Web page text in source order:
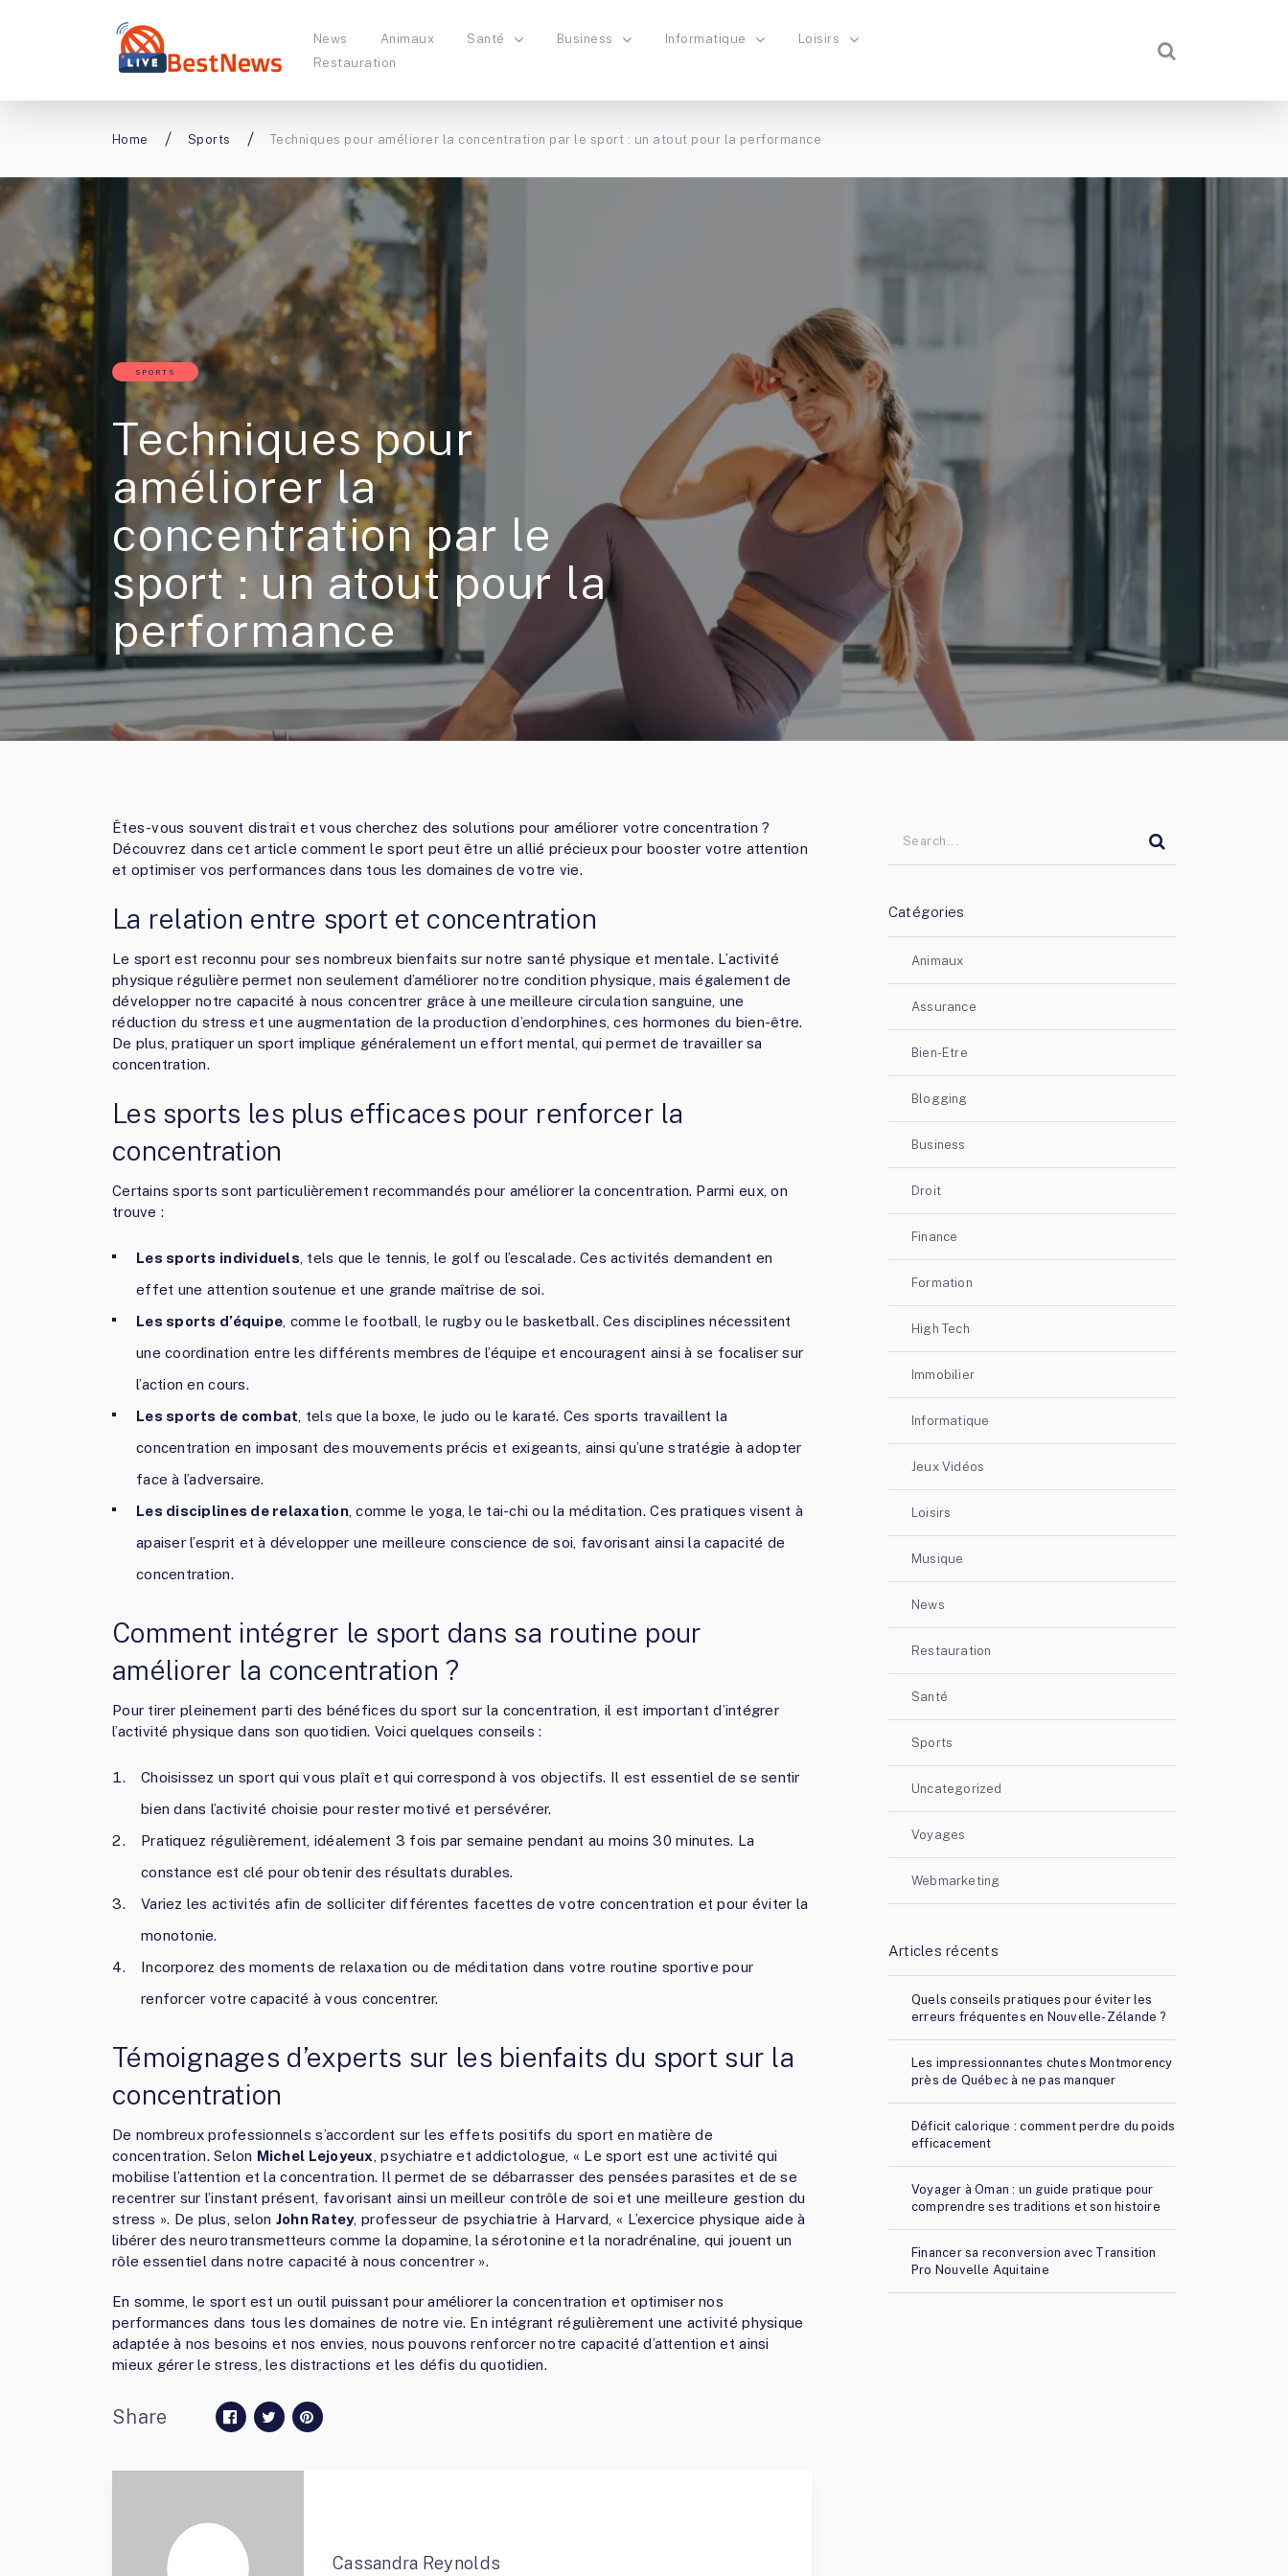
News Animaux Santé Business Informatique
Loisirs
Restauration
Home Sports Techniques pour améliorer la concentration par le sport : un atout pour la performance
SPORTS
Techniques pour
améliorer la
concentration par le
sport : un atout pour la
performance
Êtes-vous souvent distrait et vous cherchez des solutions pour améliorer votre concentration ?
Découvrez dans cet article comment le sport peut être un allié précieux pour booster votre attention
et optimiser vos performances dans tous les domaines de votre vie.
La relation entre sport et concentration
Le sport est reconnu pour ses nombreux bienfaits sur notre santé physique et mentale. L’activité
physique régulière permet non seulement d’améliorer notre condition physique, mais également de
développer notre capacité à nous concentrer grâce à une meilleure circulation sanguine, une
réduction du stress et une augmentation de la production d’endorphines, ces hormones du bien-être.
De plus, pratiquer un sport implique généralement un effort mental, qui permet de travailler sa
concentration.
Les sports les plus efficaces pour renforcer la
concentration
Certains sports sont particulièrement recommandés pour améliorer la concentration. Parmi eux, on
trouve :
Les sports individuels , tels que le tennis, le golf ou l’escalade. Ces activités demandent en
effet une attention soutenue et une grande maîtrise de soi.
Les sports d’équipe , comme le football, le rugby ou le basketball. Ces disciplines nécessitent
une coordination entre les différents membres de l’équipe et encouragent ainsi à se focaliser sur
l’action en cours.
Les sports de combat , tels que la boxe, le judo ou le karaté. Ces sports travaillent la
concentration en imposant des mouvements précis et exigeants, ainsi qu’une stratégie à adopter
face à l’adversaire.
Les disciplines de relaxation, comme le yoga, le tai-chi ou la méditation. Ces pratiques visent à
apaiser l’esprit et à développer une meilleure conscience de soi, favorisant ainsi la capacité de
concentration.
Comment intégrer le sport dans sa routine pour
améliorer la concentration ?
Pour tirer pleinement parti des bénéfices du sport sur la concentration, il est important d’intégrer
l’activité physique dans son quotidien. Voici quelques conseils :
Choisissez un sport qui vous plaît et qui correspond à vos objectifs. Il est essentiel de se sentir
bien dans l’activité choisie pour rester motivé et persévérer.
Pratiquez régulièrement, idéalement 3 fois par semaine pendant au moins 30 minutes. La
constance est clé pour obtenir des résultats durables.
Variez les activités afin de solliciter différentes facettes de votre concentration et pour éviter la
monotonie.
Incorporez des moments de relaxation ou de méditation dans votre routine sportive pour
renforcer votre capacité à vous concentrer.
Témoignages d’experts sur les bienfaits du sport sur la
concentration
De nombreux professionnels s’accordent sur les effets positifs du sport en matière de
concentration. Selon Michel Lejoyeux, psychiatre et addictologue, « Le sport est une activité qui
mobilise l’attention et la concentration. Il permet de se débarrasser des pensées parasites et de se
recentrer sur l’instant présent, favorisant ainsi un meilleur contrôle de soi et une meilleure gestion du
stress ». De plus, selon John Ratey, professeur de psychiatrie à Harvard, « L’exercice physique aide à
libérer des neurotransmetteurs comme la dopamine, la sérotonine et la noradrénaline, qui jouent un
rôle essentiel dans notre capacité à nous concentrer ».
En somme, le sport est un outil puissant pour améliorer la concentration et optimiser nos
performances dans tous les domaines de notre vie. En intégrant régulièrement une activité physique
adaptée à nos besoins et nos envies, nous pouvons renforcer notre capacité d’attention et ainsi
mieux gérer le stress, les distractions et les défis du quotidien.
Share
Cassandra Reynolds
Catégories
Animaux
Assurance
Bien-Etre
Blogging
Business
Droit
Finance
Formation
High Tech
Immobilier
Informatique
Jeux Vidéos
Loisirs
Musique
News
Restauration
Santé
Sports
Uncategorized
Voyages
Webmarketing
Articles récents
Quels conseils pratiques pour éviter les
erreurs fréquentes en Nouvelle-Zélande ?
Les impressionnantes chutes Montmorency
près de Québec à ne pas manquer
Déficit calorique : comment perdre du poids
efficacement
Voyager à Oman : un guide pratique pour
comprendre ses traditions et son histoire
Financer sa reconversion avec Transition
Pro Nouvelle Aquitaine